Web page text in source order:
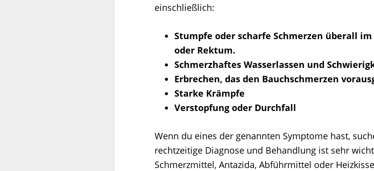
einschließlich:
Stumpfe oder scharfe Schmerzen überall
oder Rektum.
Schmerzhaftes Wasserlassen und
Erbrechen, das den Bauchschmerzen
Starke Krämpfe
Verstopfung oder Durchfall
Wenn du eines der genannten Symptome hast,
rechtzeitige Diagnose und Behandlung ist sehr
Schmerzmittel, Antazida, Abführmittel oder